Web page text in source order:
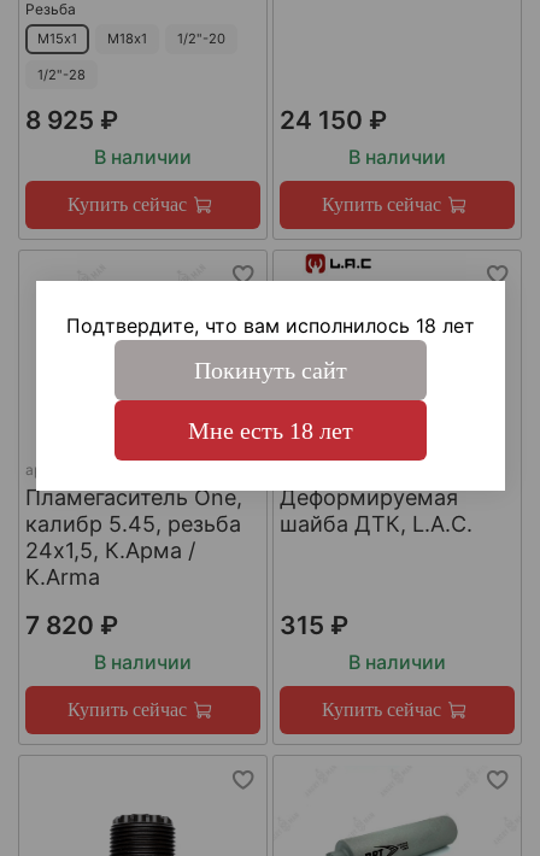
Резьба
М15х1 М18х1 1/2"-20
1/2"-28
8 925 ₽
В наличии
Купить сейчас
24 150 ₽
В наличии
Купить сейчас
арт.
Пламегаситель One,
калибр 5.45, резьба
24х1,5, К.Арма /
K.Arma
7 820 ₽
В наличии
Купить сейчас
Деформируемая
шайба ДТК, L.A.C.
315 ₽
В наличии
Купить сейчас
Подтвердите, что вам исполнилось 18 лет
Покинуть сайт
Мне есть 18 лет